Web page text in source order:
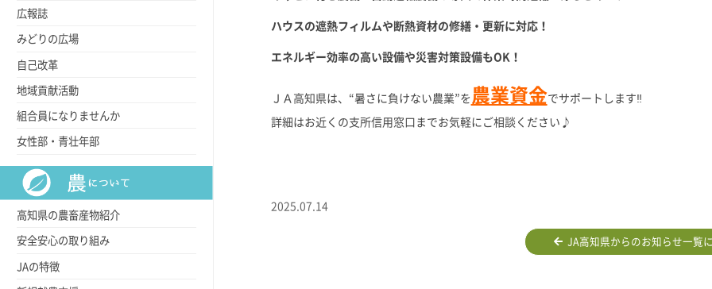
ハウスの遮熱フィルムや断熱資材の修繕・更新に対応！
エネルギー効率の高い設備や災害対策設備もOK！
ＪＡ高知県は、“暑さに負けない農業”を 農業資金でサポートします‼
詳細はお近くの支所信用窓口までお気軽にご相談ください♪
2025.07.14
JA高知県からのお知らせ一覧
広報誌
みどりの広場
自己改革
地域貢献活動
組合員になりませんか
女性部・青壮年部
高知県の農畜産物紹介
安全安心の取り組み
JAの特徴